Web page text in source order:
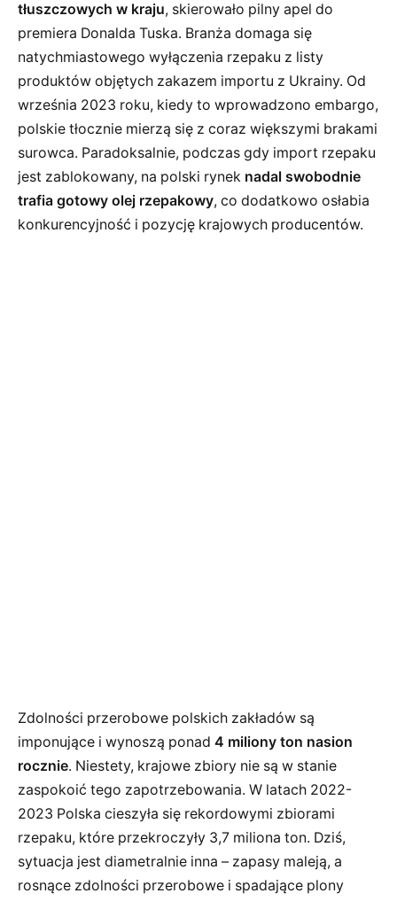
tłuszczowych w kraju, skierowało pilny apel do
premiera Donalda Tuska. Branża domaga się
natychmiastowego wyłączenia rzepaku z listy
produktów objętych zakazem importu z Ukrainy. Od
września 2023 roku, kiedy to wprowadzono embargo,
polskie tłocznie mierzą się z coraz większymi brakami
surowca. Paradoksalnie, podczas gdy import rzepaku
jest zablokowany, na polski rynek nadal swobodnie
trafia gotowy olej rzepakowy, co dodatkowo osłabia
konkurencyjność i pozycję krajowych producentów.
Zdolności przerobowe polskich zakładów są
imponujące i wynoszą ponad 4 miliony ton nasion
rocznie. Niestety, krajowe zbiory nie są w stanie
zaspokoić tego zapotrzebowania. W latach 2022-
2023 Polska cieszyła się rekordowymi zbiorami
rzepaku, które przekroczyły 3,7 miliona ton. Dziś,
sytuacja jest diametralnie inna – zapasy maleją, a
rosnące zdolności przerobowe i spadające plony